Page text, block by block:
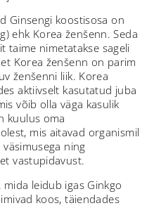
Ginsengi koostisosa on
ehk Korea ženšenn. Seda
taime nimetatakse sageli
Korea ženšenn on parim
ženšenni liik. Korea
aktiivselt kasutatud juba
võib olla väga kasulik
kuulus oma
mis aitavad organismil
ning
vastupidavust.
leidub igas Ginkgo
koos, täiendades